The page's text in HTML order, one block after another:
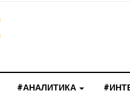
#АНАЛИТИКА